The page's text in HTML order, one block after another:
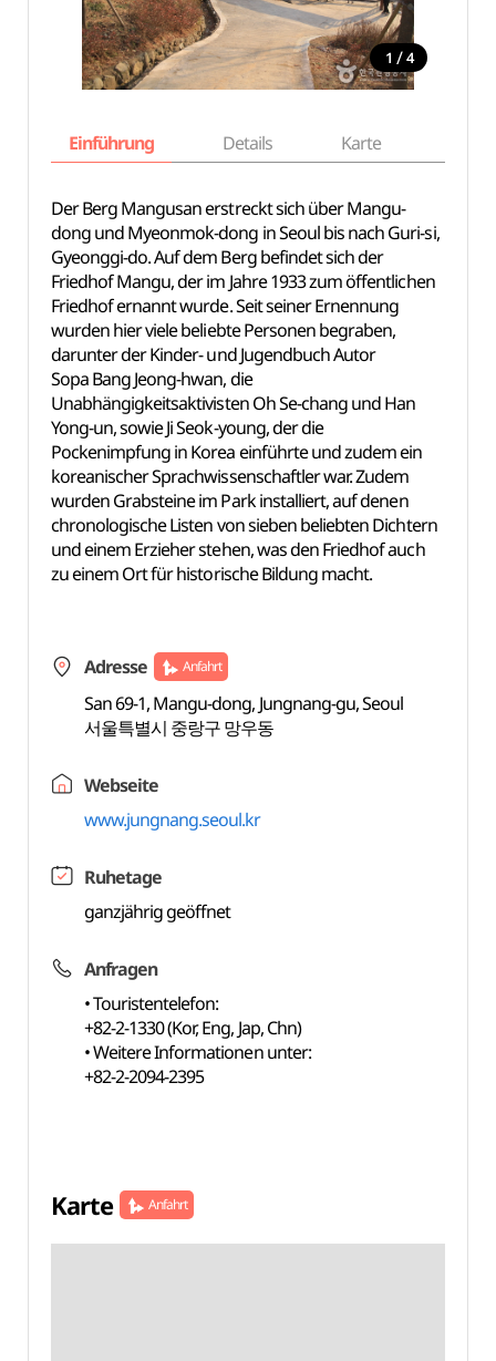
1 / 4
Einführung Details Karte
Der Berg Mangusan erstreckt sich über Mangu-
dong und Myeonmok-dong in Seoul bis nach Guri-si,
Gyeonggi-do. Auf dem Berg befindet sich der
Friedhof Mangu, der im Jahre 1933 zum öffentlichen
Friedhof ernannt wurde. Seit seiner Ernennung
wurden hier viele beliebte Personen begraben,
darunter der Kinder- und Jugendbuch Autor
Sopa Bang Jeong-hwan, die
Unabhängigkeitsaktivisten Oh Se-chang und Han
Yong-un, sowie Ji Seok-young, der die
Pockenimpfung in Korea einführte und zudem ein
koreanischer Sprachwissenschaftler war. Zudem
wurden Grabsteine im Park installiert, auf denen
chronologische Listen von sieben beliebten Dichtern
und einem Erzieher stehen, was den Friedhof auch
zu einem Ort für historische Bildung macht.
Adresse Anfahrt
San 69-1, Mangu-dong, Jungnang-gu, Seoul
서울특별시 중랑구 망우동
Webseite
www.jungnang.seoul.kr
Ruhetage
ganzjährig geöffnet
Anfragen
• Touristentelefon:
+82-2-1330 (Kor, Eng, Jap, Chn)
• Weitere Informationen unter:
+82-2-2094-2395
Karte Anfahrt